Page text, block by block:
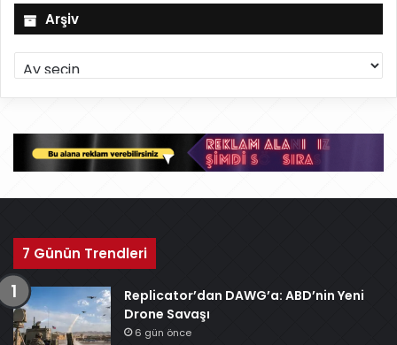
Arşiv
r
ş
v
7 Günün Trendleri
Replicator’dan DAWG’a: ABD’nin Yeni
Drone Savaşı
6 gün önce